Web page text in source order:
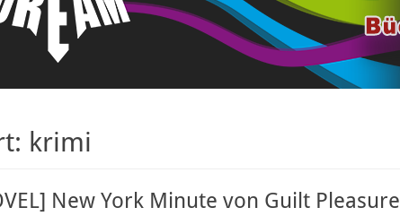
krimi
New York Minute von Guilt Pleasure